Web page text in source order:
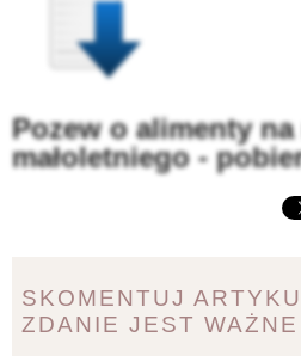
Pozew o alimenty na
małoletniego -
SKOMENTUJ
ZDANIE JEST WAŻNE